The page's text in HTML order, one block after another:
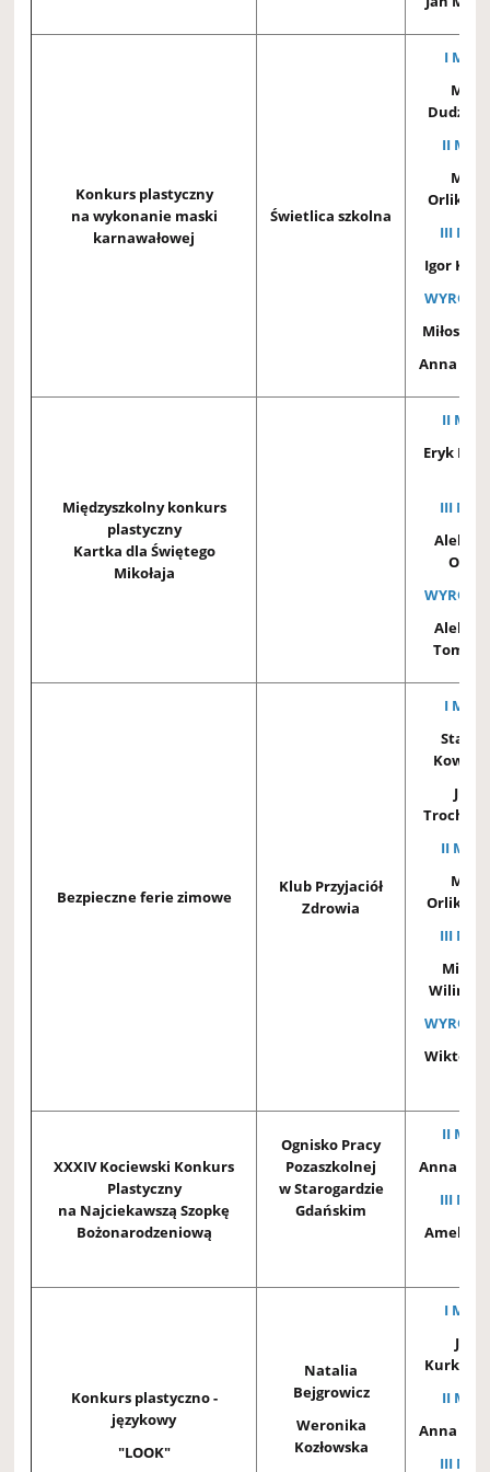
Konkurs plastyczny
na wykonanie maski
karnawałowej
Świetlica szkolna
I
II
III
Igor
Miłosz
Anna
Międzyszkolny konkurs
plastyczny
Kartka dla Świętego
Mikołaja
II
Eryk
III
Otta
Bezpieczne ferie zimowe
Klub Przyjaciół
Zdrowia
I
II
III
Wiktor
XXXIV Kociewski Konkurs
Plastyczny
na Najciekawszą Szopkę
Bożonarodzeniową
Ognisko Pracy
Pozaszkolnej
w Starogardzie
Gdańskim
II
Anna
III
Amelia
Konkurs plastyczno -
językowy
"LOOK"
Natalia
Bejgrowicz
Weronika
Kozłowska
I
II
Anna
III